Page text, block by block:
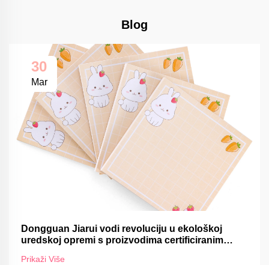
Blog
30
Mar
Dongguan Jiarui vodi revoluciju u ekološkoj
uredskoj opremi s proizvodima certificiranim
Prikaži Više